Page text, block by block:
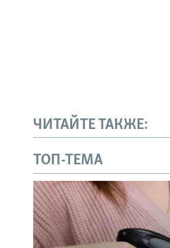
ЧИТАЙТЕ ТАКЖЕ:
ТОП-ТЕМА